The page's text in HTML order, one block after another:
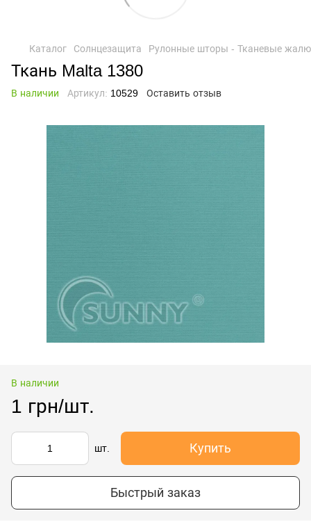
Каталог Солнцезащита Рулонные шторы - Тканевые
Ткань Malta 1380
В наличии Артикул: 10529 Оставить отзыв
В наличии
1 грн/шт.
шт. Купить
Быстрый заказ